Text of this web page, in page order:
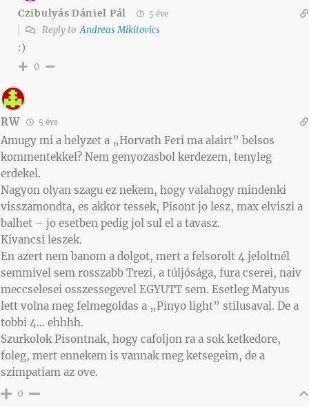
Czibulyás Dániel Pál 5 éve
Reply toAndreas Mikitovics
:)
0
RW 5 éve
Amugy mi a helyzet a „Horvath Feri ma alairt” belsos
kommentekkel? Nem genyozasbol kerdezem, tenyleg
erdekel.
Nagyon olyan szagu ez nekem, hogy valahogy mindenki
visszamondta, es akkor tessek, Pisont jo lesz, max elviszi a
balhet – jo esetben pedig jol sul el a tavasz.
Kivancsi leszek.
En azert nem banom a dolgot, mert a felsorolt 4 jeloltnél
semmivel sem rosszabb Trezi, a túljósága, fura cserei, naiv
meccselesei osszessegevel EGYUTT sem. Esetleg Matyus
lett volna meg felmegoldas a „Pinyo light” stilusaval. De a
tobbi 4… ehhhh.
Szurkolok Pisontnak, hogy cafoljon ra a sok ketkedore,
foleg, mert ennekem is vannak meg ketsegeim, de a
szimpatiam az ove.
0